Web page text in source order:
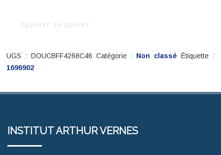
Ajouter au panier
UGS : DOUCBFF4268C46 Catégorie : Non classé Étiquette :
1696902
INSTITUT ARTHUR VERNES